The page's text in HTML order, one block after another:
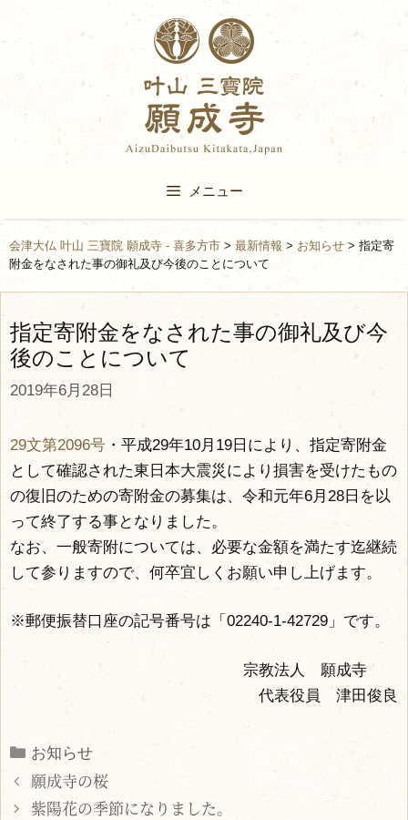
to
content
メニュー
会津大仏 叶山 三寶院 願成寺 - 喜多方市 > 最新情報 > お知らせ > 指定寄
附金をなされた事の御礼及び今後のことについて
指定寄附金をなされた事の御礼及び今
後のことについて
2019年6月28日
29文第2096号 ・平成29年10月19日により、指定寄附金
として確認された東日本大震災により損害を受けたもの
の復旧のための寄附金の募集は、令和元年6月28日を以
って終了する事となりました。
なお、一般寄附については、必要な金額を満たす迄継続
して参りますので、何卒宜しくお願い申し上げます。
※郵便振替口座の記号番号は「02240-1-42729」です。
宗教法人 願成寺
代表役員 津田俊良
Categories
お知らせ
願成寺の桜
紫陽花の季節になりました。